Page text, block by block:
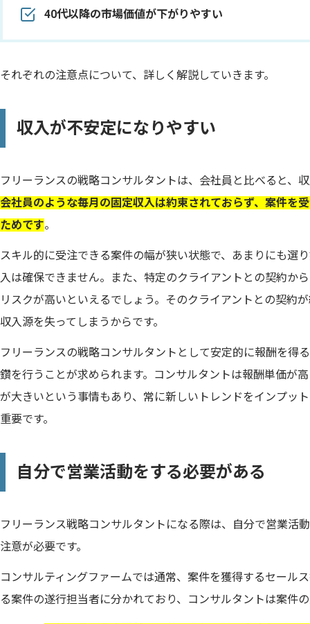
40代以降の市場価値が下がりやすい
それぞれの注意点について、詳しく解説していきます。
収入が不安定になりやすい
フリーランスの戦略コンサルタントは、会社員と比べると、
会社員のような毎月の固定収入は約束されておらず、案件を
ためです。
スキル的に受注できる案件の幅が狭い状態で、あまりにも選
入は確保できません。また、特定のクライアントとの契約か
リスクが高いといえるでしょう。そのクライアントとの契約
収入源を失ってしまうからです。
フリーランスの戦略コンサルタントとして安定的に報酬を得
鑽を行うことが求められます。コンサルタントは報酬単価が
が大きいという事情もあり、常に新しいトレンドをインプッ
重要です。
自分で営業活動をする必要がある
フリーランス戦略コンサルタントになる際は、自分で営業活
注意が必要です。
コンサルティングファームでは通常、案件を獲得するセール
る案件の遂行担当者に分かれており、コンサルタントは案件